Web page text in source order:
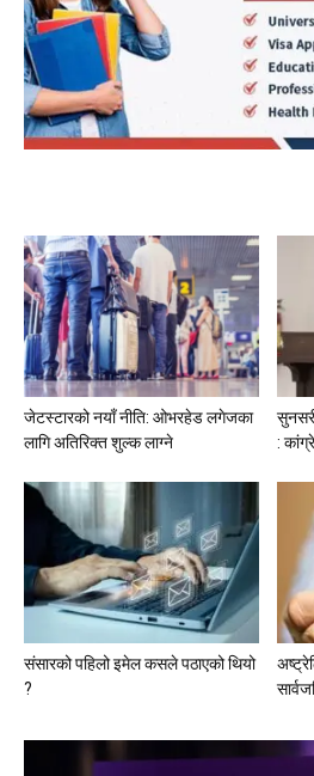
जेटस्टारको नयाँ नीति: ओभरहेड लगेजका
लागि अतिरिक्त शुल्क लाग्ने
:
संसारको पहिलो इमेल कसले पठाएको थियो
?